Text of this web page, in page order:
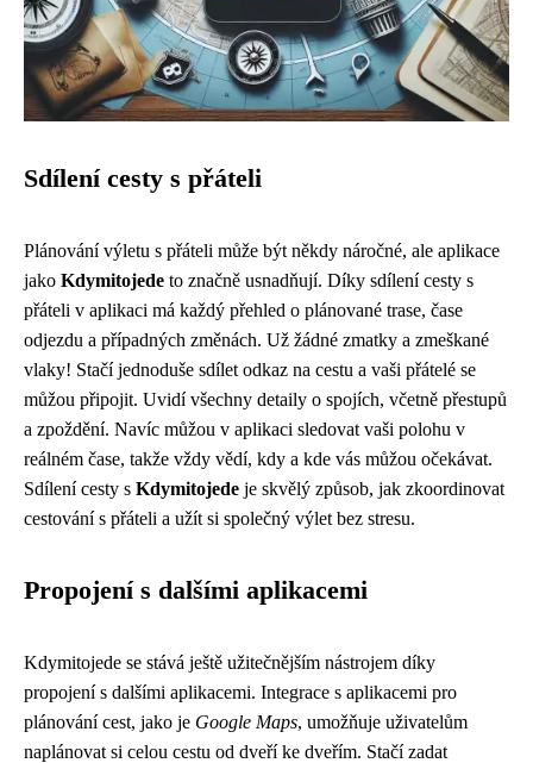
Sdílení cesty s přáteli
Plánování výletu s přáteli může být někdy náročné, ale aplikace
jako Kdymitojede to značně usnadňují. Díky sdílení cesty s
přáteli v aplikaci má každý přehled o plánované trase, čase
odjezdu a případných změnách. Už žádné zmatky a zmeškané
vlaky! Stačí jednoduše sdílet odkaz na cestu a vaši přátelé se
můžou připojit. Uvidí všechny detaily o spojích, včetně přestupů
a zpoždění. Navíc můžou v aplikaci sledovat vaši polohu v
reálném čase, takže vždy vědí, kdy a kde vás můžou očekávat.
Sdílení cesty s Kdymitojede je skvělý způsob, jak zkoordinovat
cestování s přáteli a užít si společný výlet bez stresu.
Propojení s dalšími aplikacemi
Kdymitojede se stává ještě užitečnějším nástrojem díky
propojení s dalšími aplikacemi. Integrace s aplikacemi pro
plánování cest, jako je Google Maps, umožňuje uživatelům
naplánovat si celou cestu od dveří ke dveřím. Stačí zadat